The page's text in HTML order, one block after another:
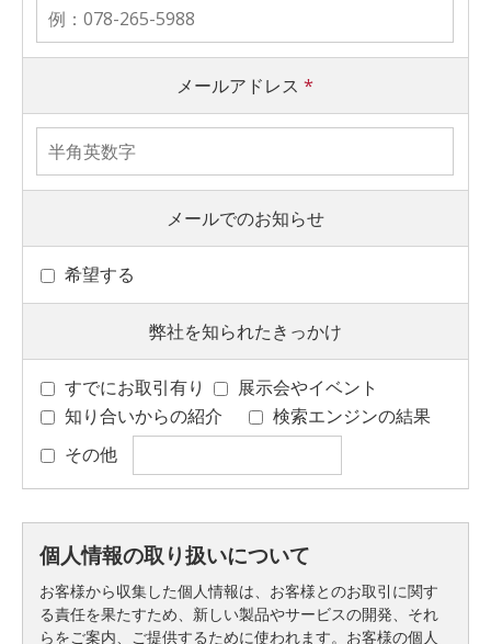
メールアドレス*
メールでのお知らせ
希望する
弊社を知られたきっかけ
すでにお取引有り
展示会やイベント
知り合いからの紹介
検索エンジンの結果
その他
個人情報の取り扱いについて
お客様から収集した個人情報は、お客様とのお取引に関す
る責任を果たすため、新しい製品やサービスの開発、それ
らをご案内、ご提供するために使われます。お客様の個人